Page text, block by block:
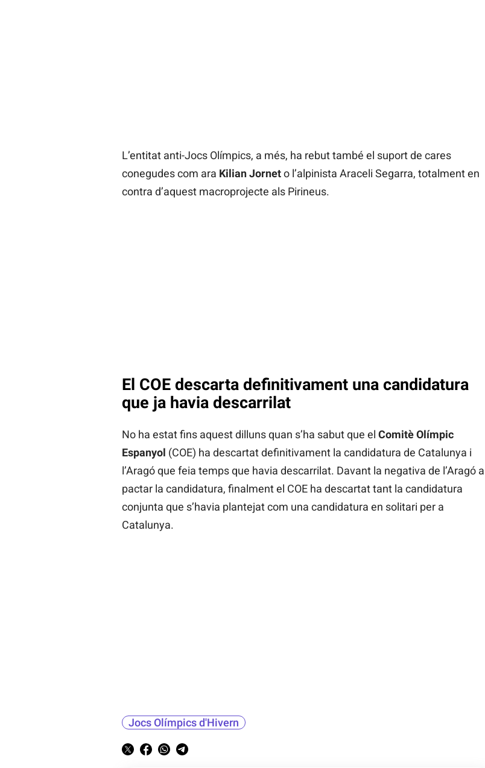
L’entitat anti-Jocs Olímpics, a més, ha rebut també el suport de cares
conegudes com ara Kilian Jorneto l’alpinista Araceli Segarra, totalment en
contra d’aquest macroprojecte als Pirineus.
El COE descarta definitivament una candidatura
que ja havia descarrilat
No ha estat fins aquest dilluns quan s’ha sabut que el Comitè Olímpic
Espanyol (COE) ha descartat definitivament la candidatura de Catalunya i
l’Aragó que feia temps que havia descarrilat. Davant la negativa de l’Aragó a
pactar la candidatura, finalment el COE ha descartat tant la candidatura
conjunta que s’havia plantejat com una candidatura en solitari per a
Catalunya.
Jocs Olímpics d'Hivern